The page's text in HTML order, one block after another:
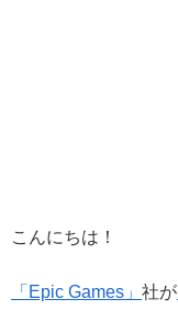
こんにちは！
「Epic Games」 社が